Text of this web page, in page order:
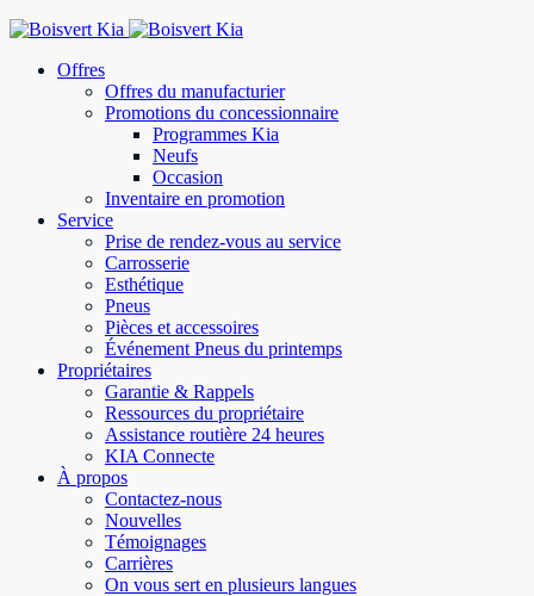
Offres
Offres du manufacturier
Promotions du concessionnaire
Programmes Kia
Neufs
Occasion
Inventaire en promotion
Service
Prise de rendez-vous au service
Carrosserie
Esthétique
Pneus
Pièces et accessoires
Événement Pneus du printemps
Propriétaires
Garantie & Rappels
Ressources du propriétaire
Assistance routière 24 heures
KIA Connecte
À propos
Contactez-nous
Nouvelles
Témoignages
Carrières
On vous sert en plusieurs langues